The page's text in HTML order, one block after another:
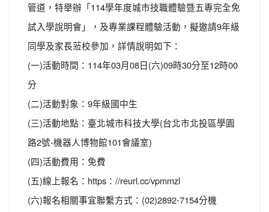
管道，特舉辦「114學年度城市技職體驗暨五專完全免
試入學說明會」，及專業課程體驗活動，擬邀請9年級
同學及家長蒞校參加，詳情說明如下：
(一)活動時間：114年03月08日(六)09時30分至12時00
分
(二)活動對象：9年級國中生
(三)活動地點：臺北城市科技大學(台北市北投區學園
路2號-機器人博物館101會議室)
(四)活動費用：免費
(五)線上報名：https：//reurl.cc/vpmmzl
(六)報名相關事宜聯繫方式：(02)2892-7154分機